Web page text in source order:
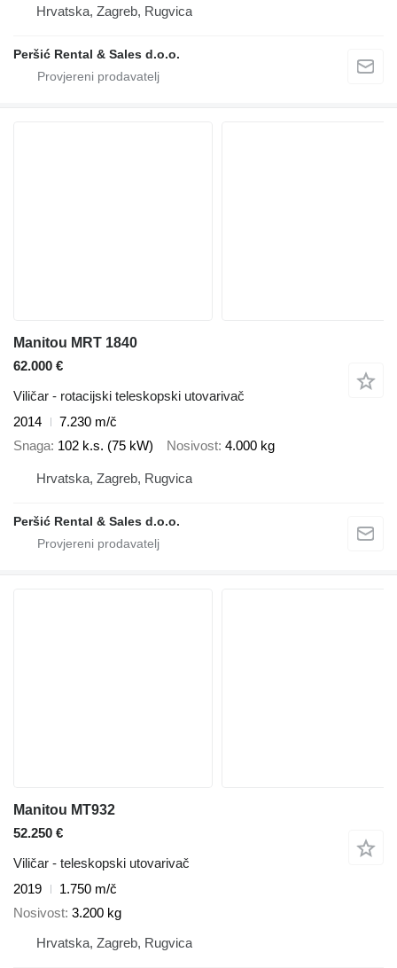
Hrvatska, Zagreb, Rugvica
Peršić Rental & Sales d.o.o.
Manitou MRT 1840
62.000 €
Viličar - rotacijski teleskopski utovarivač
2014
7.230 m/č
Snaga 102 k.s. (75 kW) Nosivost 4.000 kg
Hrvatska, Zagreb, Rugvica
Peršić Rental & Sales d.o.o.
Manitou MT932
52.250 €
Viličar - teleskopski utovarivač
2019
1.750 m/č
Nosivost 3.200 kg
Hrvatska, Zagreb, Rugvica